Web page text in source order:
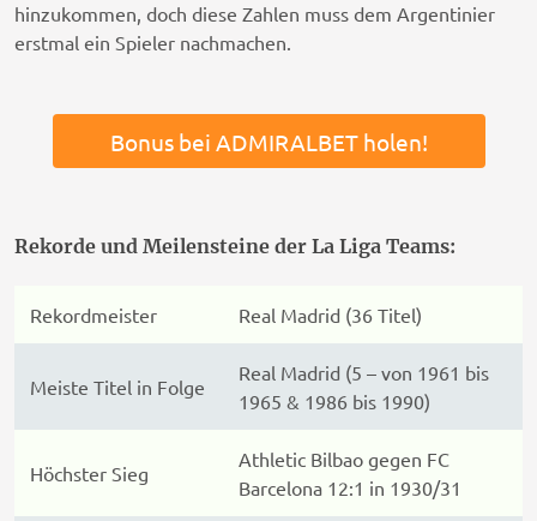
hinzukommen, doch diese Zahlen muss dem Argentinier
erstmal ein Spieler nachmachen.
Bonus bei ADMIRALBET holen!
Rekorde und Meilensteine der La Liga Teams:
Rekordmeister Real Madrid (36 Titel)
Meiste Titel in Folge
Real Madrid (5 – von 1961 bis
1965 & 1986 bis 1990)
Höchster Sieg
Athletic Bilbao gegen FC
Barcelona 12:1 in 1930/31